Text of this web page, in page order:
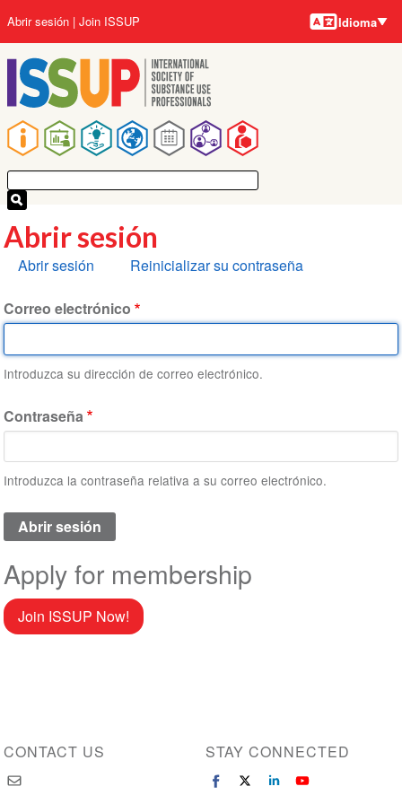
al
contenido
principal
Main
navigation
User
account
menu
Abrir sesión Join ISSUP Idiomas
Idioma
Abrir sesión
Solapas
Abrir sesión Reinicializar su contraseña
Correo electrónico
Introduzca su dirección de correo electrónico.
Contraseña
Introduzca la contraseña relativa a su correo electrónico.
Apply for membership
Join ISSUP Now!
CONTACT US STAY CONNECTED